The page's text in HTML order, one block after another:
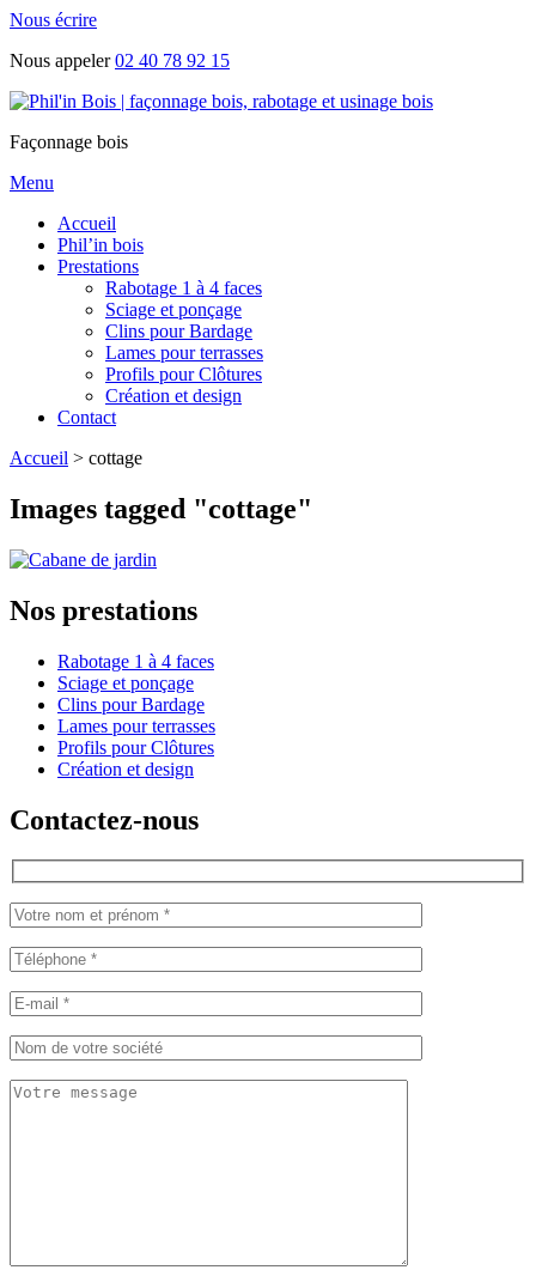
Nous écrire
Nous appeler02 40 78 92 15
Façonnage bois
Menu
Accueil
Phil’in bois
Prestations
Rabotage 1 à 4 faces
Sciage et ponçage
Clins pour Bardage
Lames pour terrasses
Profils pour Clôtures
Création et design
Contact
Accueil > cottage
Images tagged "cottage"
Nos prestations
Rabotage 1 à 4 faces
Sciage et ponçage
Clins pour Bardage
Lames pour terrasses
Profils pour Clôtures
Création et design
Contactez-nous